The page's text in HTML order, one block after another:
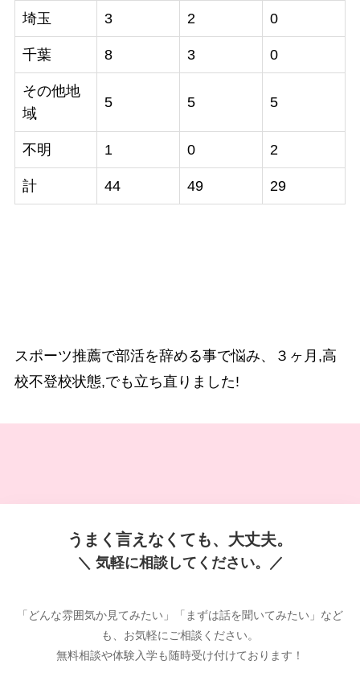
埼玉 3 2 0
千葉 8 3 0
その他地
域
5 5 5
不明 1 0 2
計 44 49 29
スポーツ推薦で部活を辞める事で悩み、３ヶ月,高
校不登校状態,でも立ち直りました!
うまく言えなくても、大丈夫。
＼ 気軽に相談してください。／
「どんな雰囲気か見てみたい」「まずは話を聞いてみたい」など
も、お気軽にご相談ください。
無料相談や体験入学も随時受け付けております！